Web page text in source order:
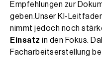
Empfehlungen zur
geben.Unser KI-
nimmt jedoch noch
Einsatz in den Fokus.
Facharbeitserstellung